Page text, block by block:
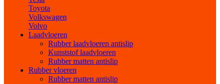
Toyota
Volkswagen
Volvo
Laadvloeren
Rubber laadvloeren antislip
Kunststof laadvloeren
Rubber matten antislip
Rubber vloeren
Rubber matten antislip